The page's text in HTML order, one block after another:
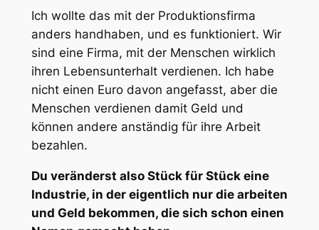
Ich wollte das mit der Produktionsfirma
anders handhaben, und es funktioniert. Wir
sind eine Firma, mit der Menschen wirklich
ihren Lebensunterhalt verdienen. Ich habe
nicht einen Euro davon angefasst, aber die
Menschen verdienen damit Geld und
können andere anständig für ihre Arbeit
bezahlen.
Du veränderst also Stück für Stück eine
Industrie, in der eigentlich nur die arbeiten
und Geld bekommen, die sich schon einen